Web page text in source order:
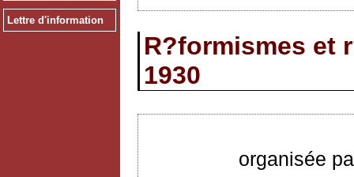
Lettre d'information
R?formismes et
1930
organisée